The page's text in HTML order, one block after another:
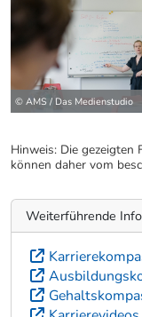
© AMS / Das Medienstudio
Hinweis: Die
können daher vom
Weiterführende